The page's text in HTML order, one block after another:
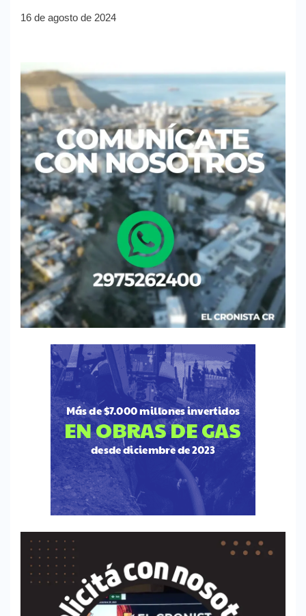
16 de agosto de 2024